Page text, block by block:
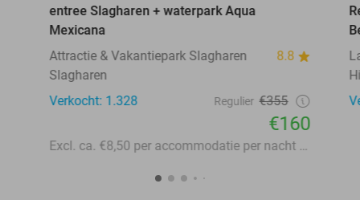
entree Slagharen + waterpark Aqua
Mexicana
Attractie & Vakantiepark Slagharen
8.8
Slagharen
Verkocht: 1.328
Regulier €355
€160
Excl. ca. €8,50 per accommodatie per nacht aan lokale heffingen